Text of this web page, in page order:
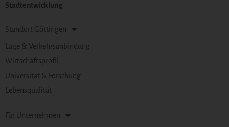
Stadtentwicklung
Standort Göttingen
Lage & Verkehrsanbindung
Wirtschaftsprofil
Universität & Forschung
Lebensqualität
Für Unternehmen